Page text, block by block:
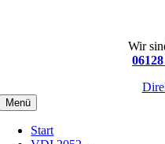
Wir
Menü
Start